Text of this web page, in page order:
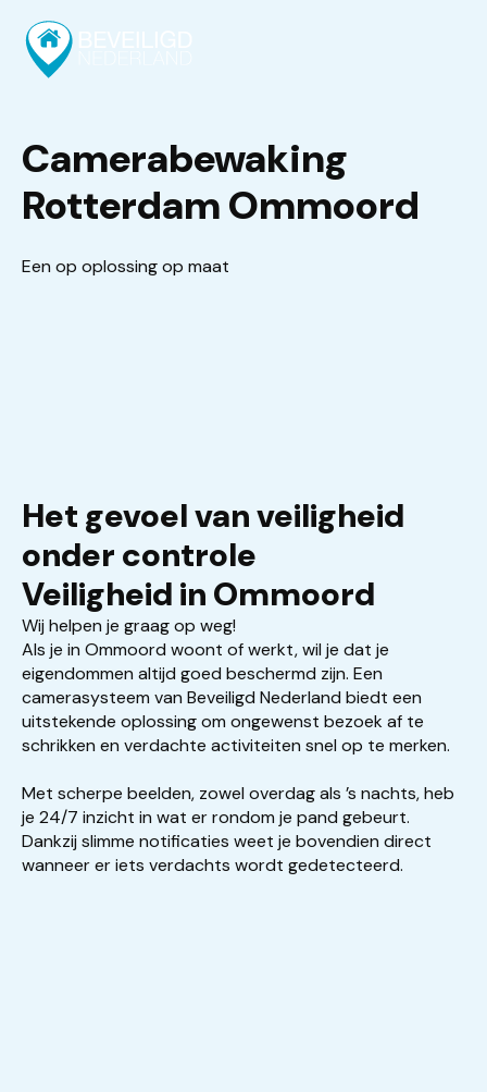
Camerabewaking
Rotterdam Ommoord
Een op oplossing op maat
Het gevoel van veiligheid
onder controle
Veiligheid in Ommoord
Wij helpen je graag op weg!
Als je in Ommoord woont of werkt, wil je dat je
eigendommen altijd goed beschermd zijn. Een
camerasysteem van Beveiligd Nederland biedt een
uitstekende oplossing om ongewenst bezoek af te
schrikken en verdachte activiteiten snel op te merken.
Met scherpe beelden, zowel overdag als ’s nachts, heb
je 24/7 inzicht in wat er rondom je pand gebeurt.
Dankzij slimme notificaties weet je bovendien direct
wanneer er iets verdachts wordt gedetecteerd.